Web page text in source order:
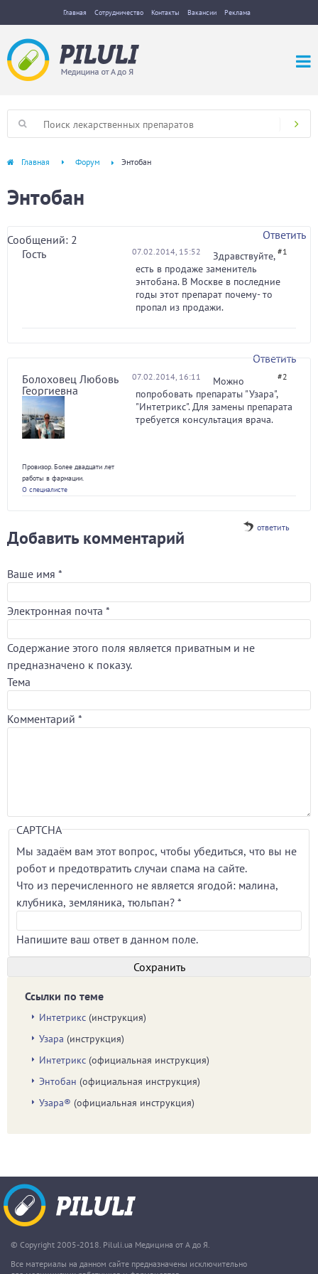
Главная Сотрудничество Контакты Вакансии Реклама
Главная Форум Энтобан
Энтобан
Сообщений: 2
Ответить
Гость
07.02.2014, 15:52 #1
Здравствуйте,
есть в продаже заменитель
энтобана. В Москве в последние
годы этот препарат почему- то
пропал из продажи.
Ответить
Болоховец Любовь
Георгиевна
Провизор. Более двадцати лет
работы в фармации.
О специалисте
07.02.2014, 16:11 #2
Можно
попробовать препараты "Узара",
"Интетрикс". Для замены препарата
требуется консультация врача.
ответить
Добавить комментарий
Ваше имя *
Электронная почта *
Содержание этого поля является приватным и не
предназначено к показу.
Тема
Комментарий *
CAPTCHA
Мы задаём вам этот вопрос, чтобы убедиться, что вы не
робот и предотвратить случаи спама на сайте.
Что из перечисленного не является ягодой: малина,
клубника, земляника, тюльпан? *
Напишите ваш ответ в данном поле.
Ссылки по теме
Интетрикс (инструкция)
Узара (инструкция)
Интетрикс (официальная инструкция)
Энтобан (официальная инструкция)
Узара® (официальная инструкция)
© Copyright 2005-2018. Piluli.ua Медицина от А до Я.
Все материалы на данном сайте предназначены исключительно